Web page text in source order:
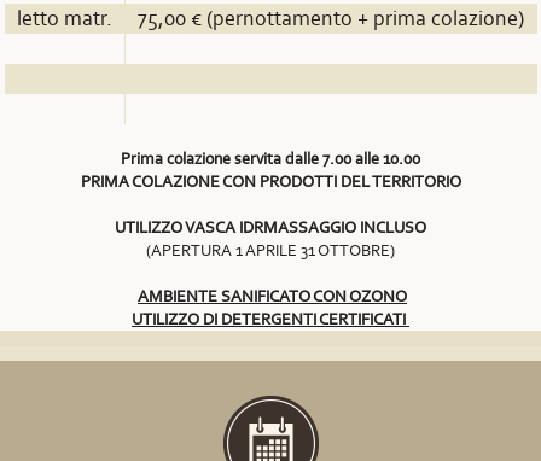
letto matr.
75,00 € (pernottamento + prima colazione)
Prima colazione servita dalle 7.00 alle 10.00
PRIMA COLAZIONE CON PRODOTTI DEL TERRITORIO
UTILIZZO VASCA IDRMASSAGGIO INCLUSO
(APERTURA 1 APRILE 31 OTTOBRE)
AMBIENTE SANIFICATO CON OZONO
UTILIZZO DI DETERGENTI CERTIFICATI